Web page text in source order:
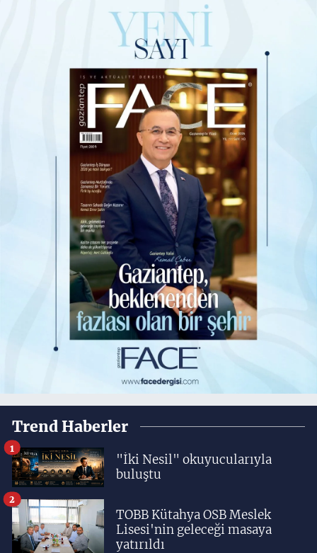
Trend Haberler
"İki Nesil" okuyucularıyla
buluştu
1
TOBB Kütahya OSB Meslek
Lisesi'nin geleceği masaya
yatırıldı
2